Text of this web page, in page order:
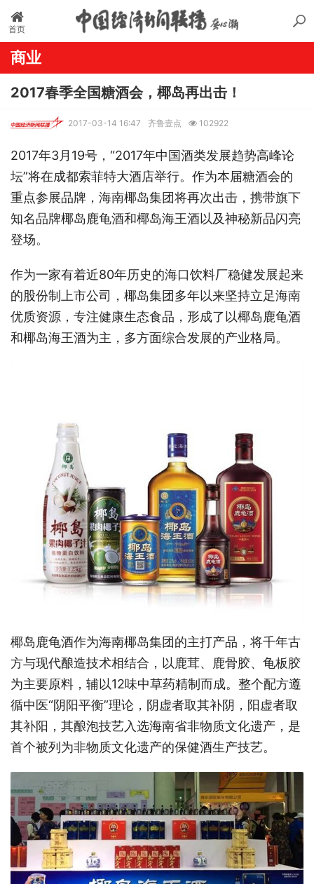
首页
商业
2017春季全国糖酒会，椰岛再出击！
2017-03-14 16:47 齐鲁壹点 102922
2017年3月19号，“2017年中国酒类发展趋势高峰论
坛”将在成都索菲特大酒店举行。作为本届糖酒会的
重点参展品牌，海南椰岛集团将再次出击，携带旗下
知名品牌椰岛鹿龟酒和椰岛海王酒以及神秘新品闪亮
登场。
作为一家有着近80年历史的海口饮料厂稳健发展起来
的股份制上市公司，椰岛集团多年以来坚持立足海南
优质资源，专注健康生态食品，形成了以椰岛鹿龟酒
和椰岛海王酒为主，多方面综合发展的产业格局。
椰岛鹿龟酒作为海南椰岛集团的主打产品，将千年古
方与现代酿造技术相结合，以鹿茸、鹿骨胶、龟板胶
为主要原料，辅以12味中草药精制而成。整个配方遵
循中医“阴阳平衡”理论，阴虚者取其补阴，阳虚者取
其补阳，其酿泡技艺入选海南省非物质文化遗产，是
首个被列为非物质文化遗产的保健酒生产技艺。